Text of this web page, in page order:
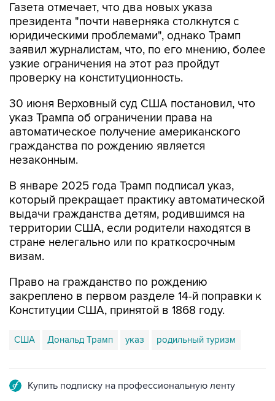
Газета отмечает, что два новых указа
президента "почти наверняка столкнутся с
юридическими проблемами", однако Трамп
заявил журналистам, что, по его мнению, более
узкие ограничения на этот раз пройдут
проверку на конституционность.
30 июня Верховный суд США постановил, что
указ Трампа об ограничении права на
автоматическое получение американского
гражданства по рождению является
незаконным.
В январе 2025 года Трамп подписал указ,
который прекращает практику автоматической
выдачи гражданства детям, родившимся на
территории США, если родители находятся в
стране нелегально или по краткосрочным
визам.
Право на гражданство по рождению
закреплено в первом разделе 14-й поправки к
Конституции США, принятой в 1868 году.
США Дональд Трамп указ родильный туризм
Купить подписку на профессиональную ленту